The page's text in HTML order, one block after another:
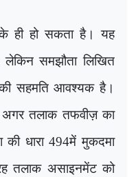
के ही हो सकता है। यह
समझौता लिखित
की सहमति आवश्यक है।
अगर तलाक तफवीज़ का
की धारा 494में मुकदमा
तलाक असाइनमेंट को